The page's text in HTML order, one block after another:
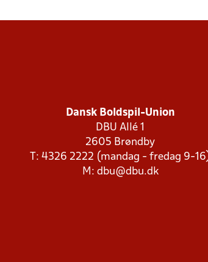
Dansk Boldspil-Union
DBU Allé 1
2605 Brøndby
T: 4326 2222 (mandag - fredag 9-
M: dbu@dbu.dk